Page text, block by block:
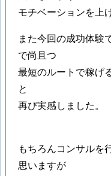
モチベーションを上
また今回の成功体験
で尚且つ
最短のルートで稼げ
と
再び実感しました。
もちろんコンサルを
思いますが